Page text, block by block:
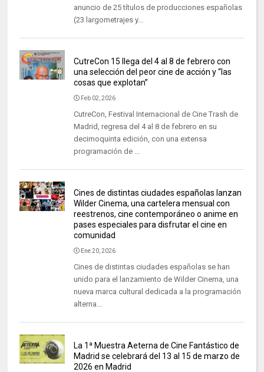
anuncio de 25 títulos de producciones españolas
(23 largometrajes y...
CutreCon 15 llega del 4 al 8 de febrero con
una selección del peor cine de acción y “las
cosas que explotan”
Feb 02, 2026
CutreCon, Festival Internacional de Cine Trash de
Madrid, regresa del 4 al 8 de febrero en su
decimoquinta edición, con una extensa
programación de ...
Cines de distintas ciudades españolas lanzan
Wilder Cinema, una cartelera mensual con
reestrenos, cine contemporáneo o anime en
pases especiales para disfrutar el cine en
comunidad
Ene 20, 2026
Cines de distintas ciudades españolas se han
unido para el lanzamiento de Wilder Cinema, una
nueva marca cultural dedicada a la programación
alterna...
La 1ª Muestra Aeterna de Cine Fantástico de
Madrid se celebrará del 13 al 15 de marzo de
2026 en Madrid